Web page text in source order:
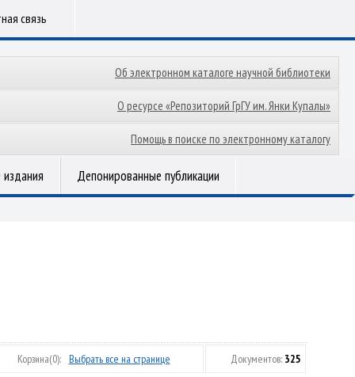
связь
Об электронном каталоге научной библиотеки
О ресурсе «Репозиторий ГрГУ им. Янки Купалы»
Помощь в поиске по электронному каталогу
Депонированные публикации
Корзина(0): Выбрать все на странице Документов: 325